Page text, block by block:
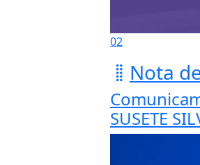
02
Nota
SUSETE